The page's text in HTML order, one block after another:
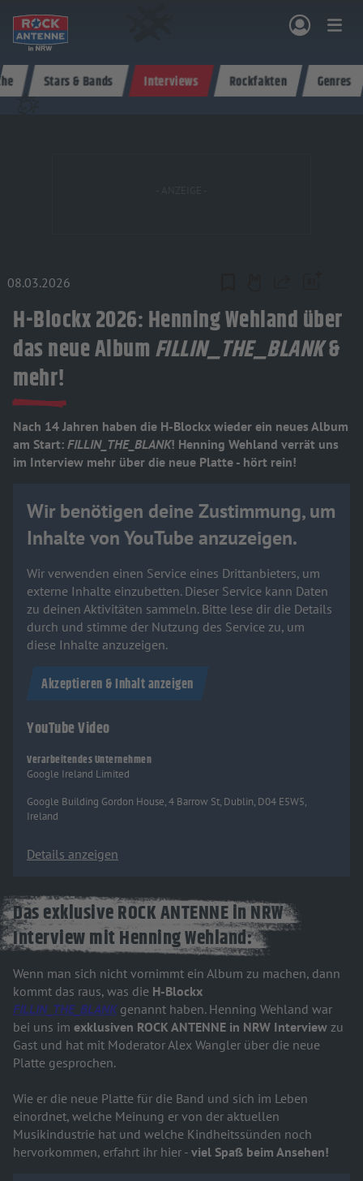
& PROGRAMM AKTIONEN & KONZERTE MUSIK ROCKCOMMUNITY SHOPPEN
Stars & Bands Interviews Rockfakten Genres
08.03.2026
H-Blockx 2026: Henning Wehland über
das neue AlbumFILLIN_THE_BLANK&
mehr!
Nach 14 Jahren haben die H-Blockx wieder ein neues Album
am Start: FILLIN_THE_BLANK! Henning Wehland verrät uns
im Interview mehr über die neue Platte - hört rein!
Wir benötigen deine Zustimmung, um
Inhalte von YouTube anzuzeigen.
Wir verwenden einen Service eines Drittanbieters, um
externe Inhalte einzubetten. Dieser Service kann Daten
zu deinen Aktivitäten sammeln. Bitte lese dir die Details
durch und stimme der Nutzung des Service zu, um
diese Inhalte anzuzeigen.
Akzeptieren & Inhalt anzeigen
YouTube Video
Verarbeitendes Unternehmen
Google Ireland Limited
Google Building Gordon House, 4 Barrow St, Dublin, D04 E5W5,
Ireland
Details anzeigen
Das exklusive ROCK ANTENNE in NRW
Interview mit Henning Wehland:
Wenn man sich nicht vornimmt ein Album zu machen, dann
kommt das raus, was die H-Blockx
FILLIN_THE_BLANK genannt haben. Henning Wehland war
bei uns im exklusiven ROCK ANTENNE in NRW Interview zu
Gast und hat mit Moderator Alex Wangler über die neue
Platte gesprochen.
Wie er die neue Platte für die Band und sich im Leben
einordnet, welche Meinung er von der aktuellen
Musikindustrie hat und welche Kindheitssünden noch
hervorkommen, erfahrt ihr hier - viel Spaß beim Ansehen!